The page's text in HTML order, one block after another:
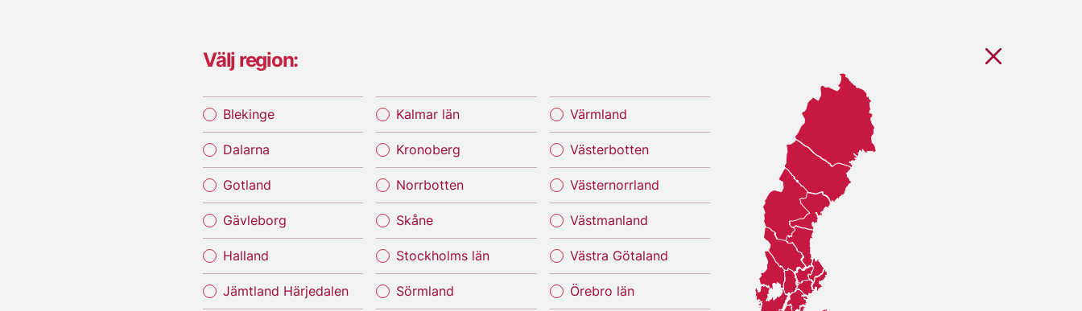
Välj region:
Blekinge
Dalarna
Gotland
Gävleborg
Halland
Jämtland Härjedalen
Kalmar län
Kronoberg
Norrbotten
Skåne
Stockholms län
Sörmland
Värmland
Västerbotten
Västernorrland
Västmanland
Västra Götaland
Örebro län